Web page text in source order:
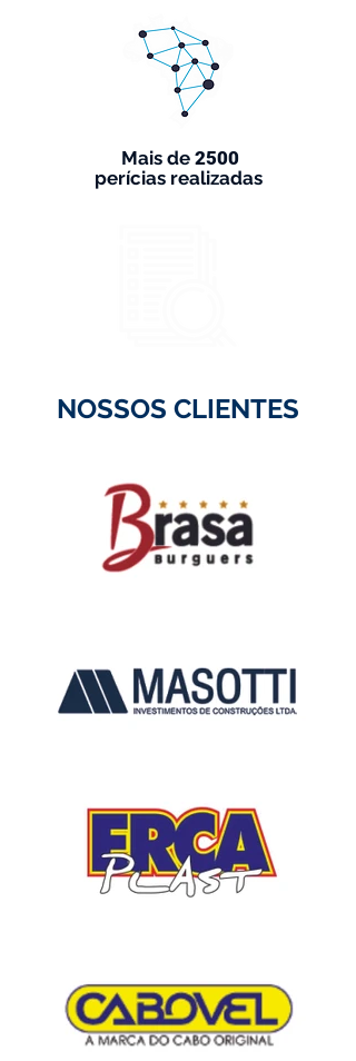
Mais de 2500
perícias realizadas
NOSSOS CLIENTES